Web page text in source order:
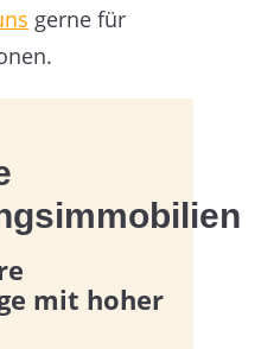
gerne für
mit hoher